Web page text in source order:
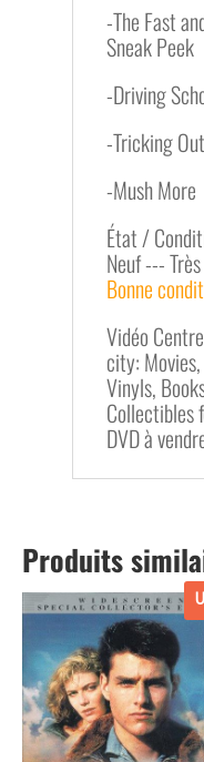
-The Fast
Sneak Peek
-Driving
-Tricking
-Mush More
État /
Neuf ---
Bonne
Vidéo
city: Movies,
Vinyls,
Collectibles
DVD à
Produits